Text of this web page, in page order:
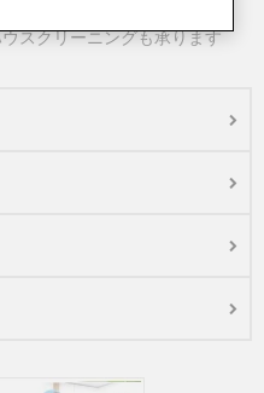
スクリーニングも承ります